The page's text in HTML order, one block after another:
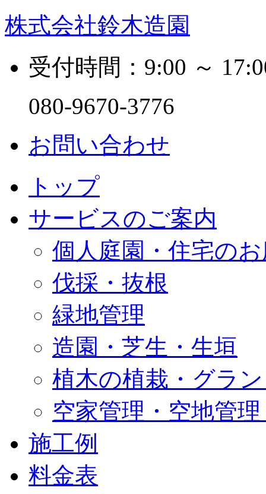
株式会社鈴木造園
受付時間：9:00 ～
080-9670-3776
お問い合わせ
トップ
サービスのご案内
個人庭園・住宅の
伐採・抜根
緑地管理
造園・芝生・生垣
植木の植栽・グラ
空家管理・空地管
施工例
料金表